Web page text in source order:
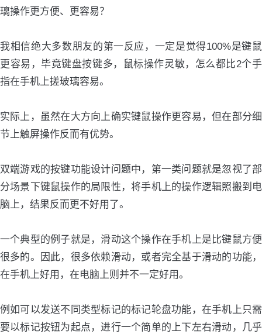
璃操作更方便、更容易？
我相信绝大多数朋友的第一反应，一定是觉得100%是键鼠
更容易，毕竟键盘按键多，鼠标操作灵敏，怎么都比2个手
指在手机上搓玻璃容易。
实际上，虽然在大方向上确实键鼠操作更容易，但在部分细
节上触屏操作反而有优势。
双端游戏的按键功能设计问题中，第一类问题就是忽视了部
分场景下键鼠操作的局限性，将手机上的操作逻辑照搬到电
脑上，结果反而更不好用了。
一个典型的例子就是，滑动这个操作在手机上是比键鼠方便
很多的。因此，很多依赖滑动，或者完全基于滑动的功能，
在手机上好用，在电脑上则并不一定好用。
例如可以发送不同类型标记的标记轮盘功能，在手机上只需
要以标记按钮为起点，进行一个简单的上下左右滑动，几乎